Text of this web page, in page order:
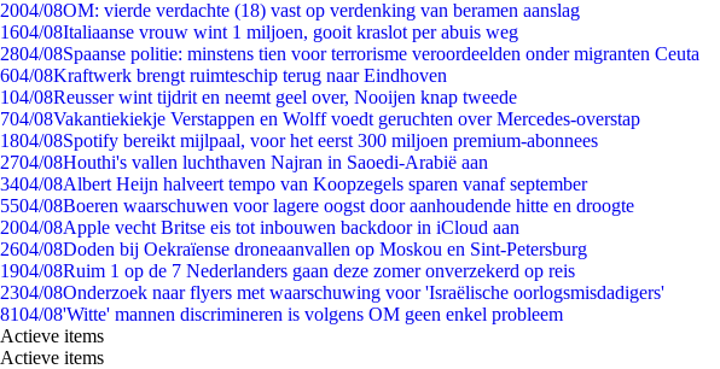
2004/08OM: vierde verdachte (18) vast op verdenking van beramen aanslag
1604/08Italiaanse vrouw wint 1 miljoen, gooit kraslot per abuis weg
2804/08Spaanse politie: minstens tien voor terrorisme veroordeelden onder migranten Ceuta
604/08Kraftwerk brengt ruimteschip terug naar Eindhoven
104/08Reusser wint tijdrit en neemt geel over, Nooijen knap tweede
704/08Vakantiekiekje Verstappen en Wolff voedt geruchten over Mercedes-overstap
1804/08Spotify bereikt mijlpaal, voor het eerst 300 miljoen premium-abonnees
2704/08Houthi's vallen luchthaven Najran in Saoedi-Arabië aan
3404/08Albert Heijn halveert tempo van Koopzegels sparen vanaf september
5504/08Boeren waarschuwen voor lagere oogst door aanhoudende hitte en droogte
2004/08Apple vecht Britse eis tot inbouwen backdoor in iCloud aan
2604/08Doden bij Oekraïense droneaanvallen op Moskou en Sint-Petersburg
1904/08Ruim 1 op de 7 Nederlanders gaan deze zomer onverzekerd op reis
2304/08Onderzoek naar flyers met waarschuwing voor 'Israëlische oorlogsmisdadigers'
8104/08'Witte' mannen discrimineren is volgens OM geen enkel probleem
Actieve items
Actieve items